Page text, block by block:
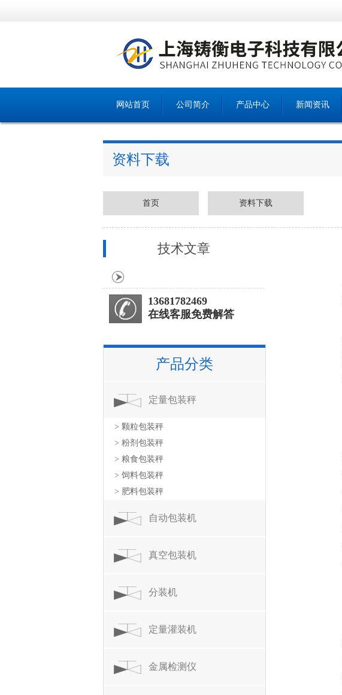
网站首页 公司简介 产品中心 新闻资讯
资料下载
首页 资料下载
技术文章
13681782469
在线客服免费解答
产品分类
定量包装秤
> 颗粒包装秤
> 粉剂包装秤
> 粮食包装秤
> 饲料包装秤
> 肥料包装秤
自动包装机
真空包装机
分装机
定量灌装机
金属检测仪